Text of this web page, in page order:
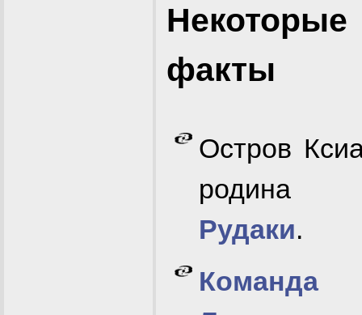
Некоторые
факты
Остров
родина
Рудаки.
Команда